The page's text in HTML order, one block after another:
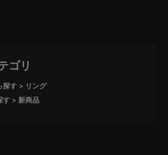
ゴリ
探す
リング
す 新商品